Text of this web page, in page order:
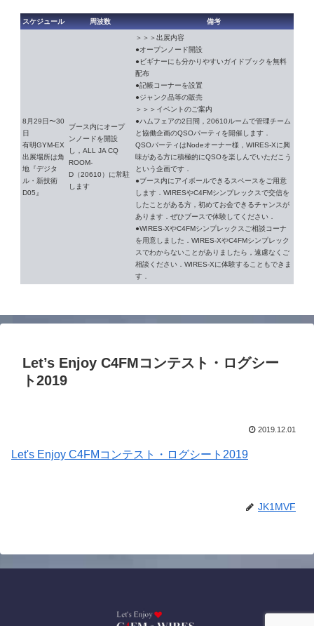
スケジュール 周波数 備考
8月29日〜30
日
有明GYM-EX
出展場所は角
地『デジタ
ル・新技術
D05』
ブース内にオープ
ンノードを開設
し，ALL JA CQ
ROOM-
D（20610）に常駐
します
＞＞＞出展内容
●オープンノード開設
●ビギナーにも分かりやすいガイドブックを無料
配布
●記帳コーナーを設置
●ジャンク品等の販売
＞＞＞イベントのご案内
●ハムフェアの2日間，20610ルームで管理チーム
と協働企画のQSOパーティを開催します．
QSOパーティはNodeオーナー様，WIRES-Xに興
味がある方に積極的にQSOを楽しんでいただこう
という企画です．
●ブース内にアイボールできるスペースをご用意
します．WIRESやC4FMシンプレックスで交信を
したことがある方，初めてお会できるチャンスが
あります．ぜひブースで体験してください．
●WIRES-XやC4FMシンプレックスご相談コーナ
を用意しました．WIRES-XやC4FMシンプレック
スでわからないことがありましたら，遠慮なくご
相談ください．WIRES-Xに体験することもできま
す．
Let’s Enjoy C4FMコンテスト・ログシー
ト2019
2019.12.01
Let's Enjoy C4FMコンテスト・ログシート2019
JK1MVF